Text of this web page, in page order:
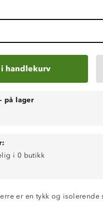
i handlekurv
- på lager
i 0 butikk
er en tykk og isolerende